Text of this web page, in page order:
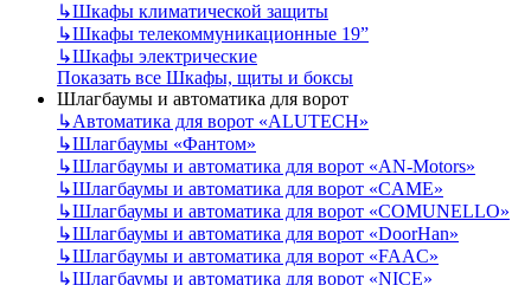
↳Шкафы климатической защиты
↳Шкафы телекоммуникационные 19”
↳Шкафы электрические
Показать все Шкафы, щиты и боксы
Шлагбаумы и автоматика для ворот
↳Автоматика для ворот «ALUTECH»
↳Шлагбаумы «Фантом»
↳Шлагбаумы и автоматика для ворот «AN-Motors»
↳Шлагбаумы и автоматика для ворот «CAME»
↳Шлагбаумы и автоматика для ворот «COMUNELLO»
↳Шлагбаумы и автоматика для ворот «DoorHan»
↳Шлагбаумы и автоматика для ворот «FAAC»
↳Шлагбаумы и автоматика для ворот «NICE»